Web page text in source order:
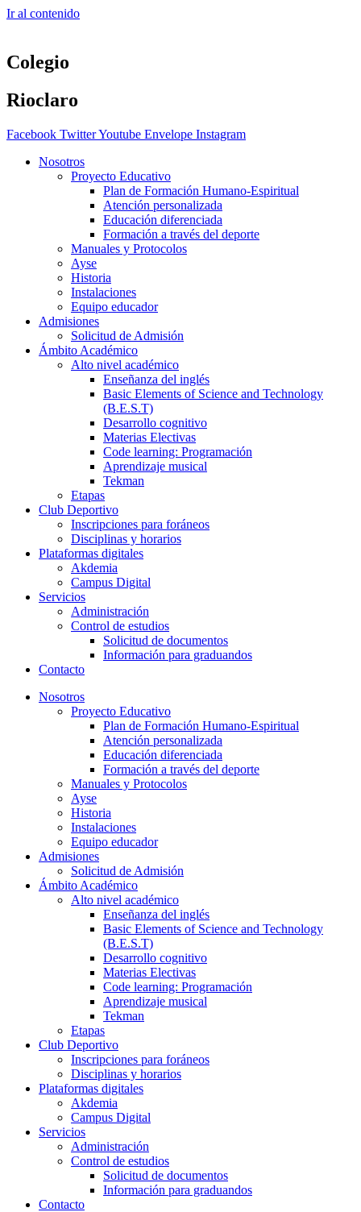
Ir al contenido
Colegio
Rioclaro
Facebook TwitterYoutube Envelope Instagram
Nosotros
Proyecto Educativo
Plan de Formación Humano-Espiritual
Atención personalizada
Educación diferenciada
Formación a través del deporte
Manuales y Protocolos
Ayse
Historia
Instalaciones
Equipo educador
Admisiones
Solicitud de Admisión
Ámbito Académico
Alto nivel académico
Enseñanza del inglés
Basic Elements of Science and Technology
(B.E.S.T)
Desarrollo cognitivo
Materias Electivas
Code learning: Programación
Aprendizaje musical
Tekman
Etapas
Club Deportivo
Inscripciones para foráneos
Disciplinas y horarios
Plataformas digitales
Akdemia
Campus Digital
Servicios
Administración
Control de estudios
Solicitud de documentos
Información para graduandos
Contacto
Nosotros
Proyecto Educativo
Plan de Formación Humano-Espiritual
Atención personalizada
Educación diferenciada
Formación a través del deporte
Manuales y Protocolos
Ayse
Historia
Instalaciones
Equipo educador
Admisiones
Solicitud de Admisión
Ámbito Académico
Alto nivel académico
Enseñanza del inglés
Basic Elements of Science and Technology
(B.E.S.T)
Desarrollo cognitivo
Materias Electivas
Code learning: Programación
Aprendizaje musical
Tekman
Etapas
Club Deportivo
Inscripciones para foráneos
Disciplinas y horarios
Plataformas digitales
Akdemia
Campus Digital
Servicios
Administración
Control de estudios
Solicitud de documentos
Información para graduandos
Contacto